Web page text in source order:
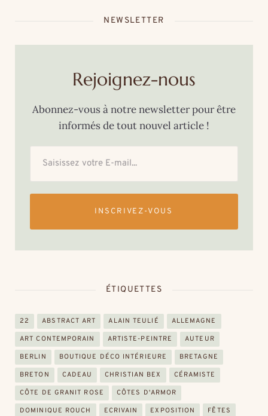
NEWSLETTER
Rejoignez-nous
Abonnez-vous à notre newsletter pour être
informés de tout nouvel article !
INSCRIVEZ-VOUS
ÉTIQUETTES
22 ABSTRACT ART ALAIN TEULIÉ ALLEMAGNE
ART CONTEMPORAIN ARTISTE-PEINTRE AUTEUR
BERLIN BOUTIQUE DÉCO INTÉRIEURE BRETAGNE
BRETON CADEAU CHRISTIAN BEX CÉRAMISTE
CÔTE DE GRANIT ROSE CÔTES D'ARMOR
DOMINIQUE ROUCH ECRIVAIN EXPOSITION FÊTES